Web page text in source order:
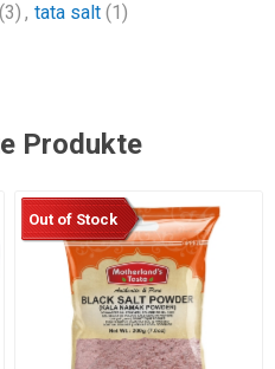
(3) , tata salt (1)
Produkte
Out of Stock